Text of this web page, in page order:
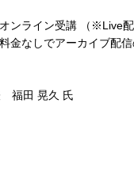
ンライン受講 （※Live
金なしでアーカイブ配
福田 晃久 氏